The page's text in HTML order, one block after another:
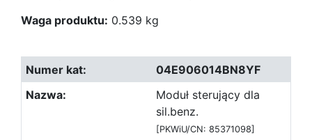
Waga produktu: 0.539 kg
04E906014BN8YF
Moduł sterujący dla
sil.benz.
[PKWiU/CN: 85371098]